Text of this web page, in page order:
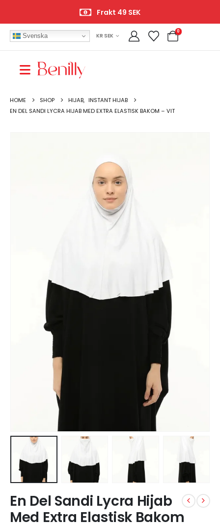
Frakt 49 SEK
Svenska KR SEK
0
HOME SHOP HIJAB, INSTANT HIJAB
EN DEL SANDI LYCRA HIJAB MED EXTRA ELASTISK BAKOM – VIT
En Del Sandi Lycra Hijab
Med Extra Elastisk Bakom